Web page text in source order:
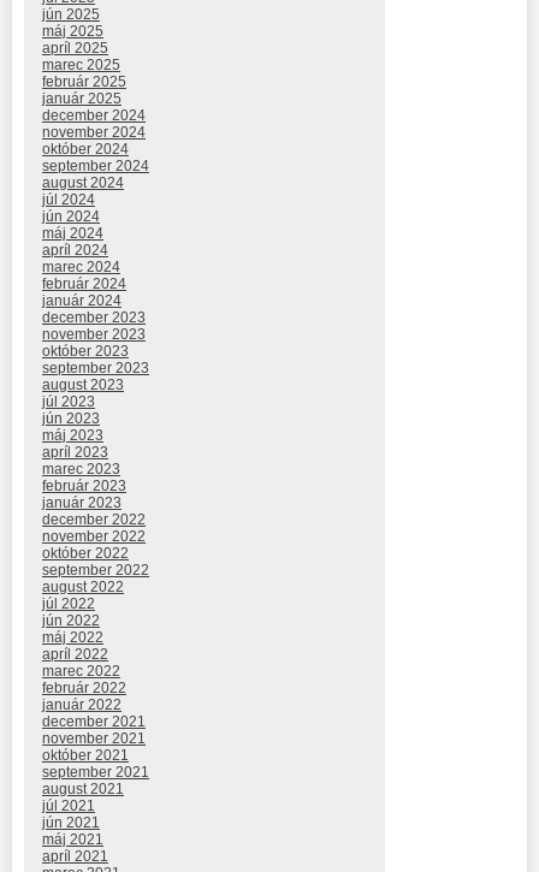
jún 2025
máj 2025
apríl 2025
marec 2025
február 2025
január 2025
december 2024
november 2024
október 2024
september 2024
august 2024
júl 2024
jún 2024
máj 2024
apríl 2024
marec 2024
február 2024
január 2024
december 2023
november 2023
október 2023
september 2023
august 2023
júl 2023
jún 2023
máj 2023
apríl 2023
marec 2023
február 2023
január 2023
december 2022
november 2022
október 2022
september 2022
august 2022
júl 2022
jún 2022
máj 2022
apríl 2022
marec 2022
február 2022
január 2022
december 2021
november 2021
október 2021
september 2021
august 2021
júl 2021
jún 2021
máj 2021
apríl 2021